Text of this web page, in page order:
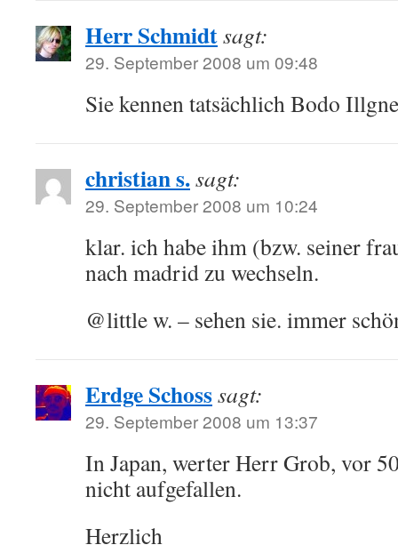
Herr Schmidtsagt:
29. September 2008 um 09:48
Sie kennen tatsächlich Bodo
christian s.sagt:
29. September 2008 um 10:24
klar. ich habe ihm (bzw. seiner
nach madrid zu wechseln.
@little w. – sehen sie. immer
Erdge Schosssagt:
29. September 2008 um 13:37
In Japan, werter Herr Grob, vor
nicht aufgefallen.
Herzlich